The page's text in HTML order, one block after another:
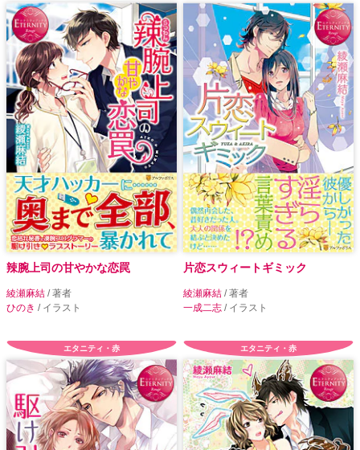
辣腕上司の甘やかな恋罠
綾瀬麻結 / 著者
ひのき / イラスト
片恋スウィートギミック
綾瀬麻結 / 著者
一成二志 / イラスト
エタニティ・赤 エタニティ・赤